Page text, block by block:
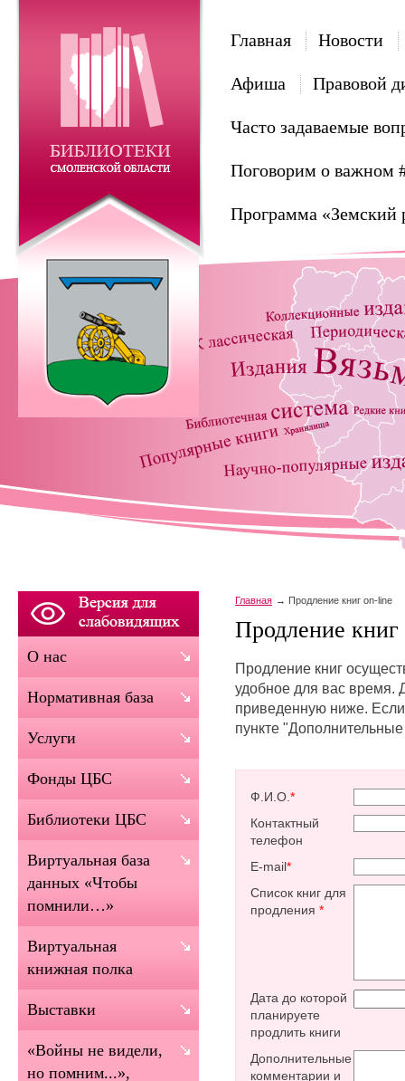
Главная Новости
Афиша Правовой
Часто задаваемые
Поговорим о важном
Программа «Земский
Главная Продление книг on-line
Продление
Продление книг
удобное для вас время.
приведенную ниже.
пункте
Ф.И.О. *
Контактный
телефон
E-mail*
Список книг для
продления *
Дата до которой
планируете
продлить книги
Дополнительные
комментарии и
О нас
Нормативная база
Услуги
Фонды ЦБС
Библиотеки ЦБС
Виртуальная база
данных «Чтобы
помнили…»
Виртуальная
книжная полка
Выставки
«Войны не видели,
но помним...»,